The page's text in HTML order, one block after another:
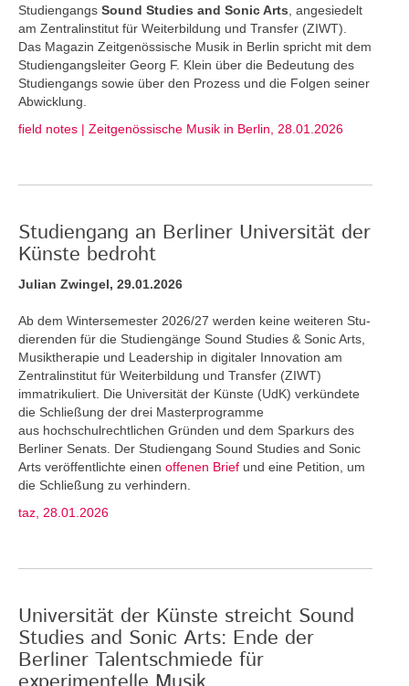
Studiengangs Sound Studies and Sonic Arts , angesiedelt
am Zentralinstitut für Weiterbildung und Transfer (ZIWT).
Das Magazin Zeitgenössische Musik in Berlin spricht mit dem
Studiengangsleiter Georg F. Klein über die Bedeutung des
Studiengangs sowie über den Prozess und die Folgen seiner
Abwicklung.
field notes | Zeitgenössische Musik in Berlin, 28.01.2026
Studiengang an Berliner Universität der
Künste bedroht
Julian Zwingel, 29.01.2026
Ab dem Wintersemester 2026/27 werden keine weiteren Stu­
dierenden für die Studiengänge Sound Studies & Sonic Arts,
Musiktherapie und Leadership in digitaler Innovation am
Zentralinstitut für Weiterbildung und Transfer (ZIWT)
immatrikuliert. Die Universität der Künste (UdK) verkündete
die Schließung der drei Masterprogramme
aus hochschulrechtlichen Gründen und dem Sparkurs des
Berliner Senats. Der Studiengang Sound Studies and Sonic
Arts veröffentlichte einen offenen Brief und eine Petition, um
die Schließung zu verhindern.
taz, 28.01.2026
Universität der Künste streicht Sound
Studies and Sonic Arts: Ende der
Berliner Talentschmiede für